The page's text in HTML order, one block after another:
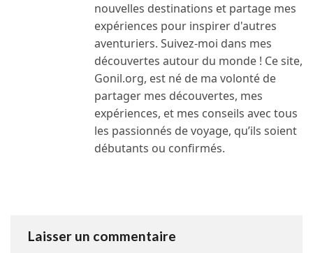
nouvelles destinations et partage mes
expériences pour inspirer d'autres
aventuriers. Suivez-moi dans mes
découvertes autour du monde ! Ce site,
Gonil.org, est né de ma volonté de
partager mes découvertes, mes
expériences, et mes conseils avec tous
les passionnés de voyage, qu’ils soient
débutants ou confirmés.
Laisser un commentaire